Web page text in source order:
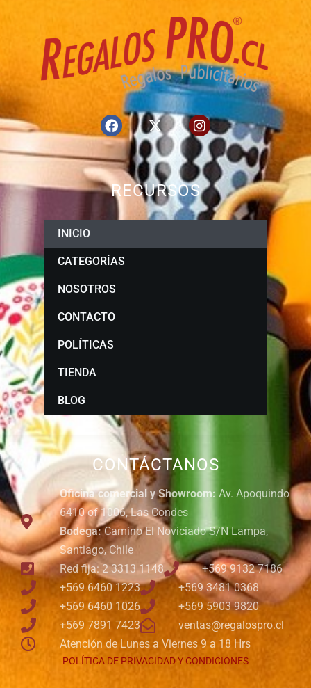
CONTÁCTANOS
Oficina comercial y Showroom: Av. Apoquindo
6410 of 1006, Las Condes
Bodega:Camino El Noviciado S/N Lampa,
Santiago, Chile
Red fija: 2 3313 1148
+569 9132 7186
+569 6460 1223
+569 3481 0368
+569 6460 1026
+569 5903 9820
+569 7891 7423
ventas@regalospro.cl
Atención de Lunes a Viernes 9 a 18 Hrs
POLÍTICA DE PRIVACIDAD Y CONDICIONES
RECURSOS
INICIO
CATEGORÍAS
NOSOTROS
CONTACTO
POLÍTICAS
TIENDA
BLOG